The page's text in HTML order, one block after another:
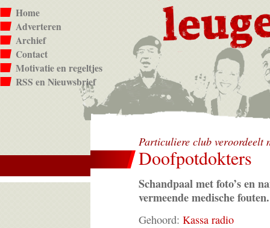
Home
Adverteren
Archief
Contact
Motivatie en regeltjes
RSS en Nieuwsbrief
Particuliere club veroordeelt
Doofpotdokters
Schandpaal met foto’s en
vermeende medische fouten.
Gehoord: Kassa radio